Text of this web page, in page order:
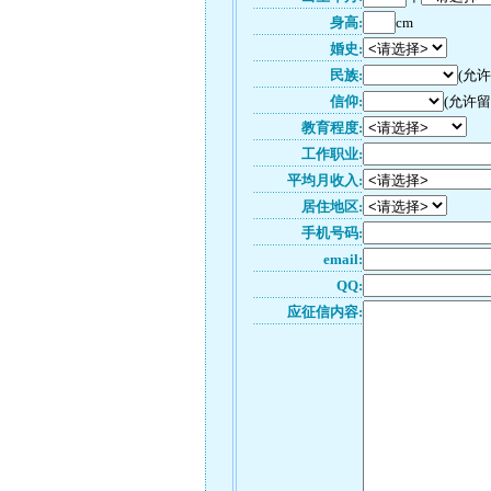
身高:
cm
婚史:
民族:
(允
信仰:
(允许
教育程度:
工作职业:
平均月收入:
居住地区:
手机号码:
email:
QQ:
应征信内容: